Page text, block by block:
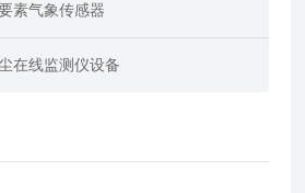
素气象传感器
在线监测仪设备